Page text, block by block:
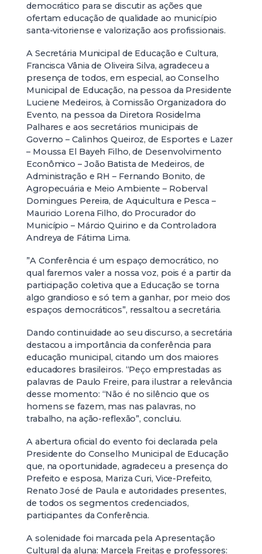
democrático para se discutir as ações que
ofertam educação de qualidade ao município
santa-vitoriense e valorização aos profissionais.
A Secretária Municipal de Educação e Cultura,
Francisca Vânia de Oliveira Silva, agradeceu a
presença de todos, em especial, ao Conselho
Municipal de Educação, na pessoa da Presidente
Luciene Medeiros, à Comissão Organizadora do
Evento, na pessoa da Diretora Rosidelma
Palhares e aos secretários municipais de
Governo – Calinhos Queiroz, de Esportes e Lazer
– Moussa El Bayeh Filho, de Desenvolvimento
Econômico – João Batista de Medeiros, de
Administração e RH – Fernando Bonito, de
Agropecuária e Meio Ambiente – Roberval
Domingues Pereira, de Aquicultura e Pesca –
Mauricio Lorena Filho, do Procurador do
Município – Márcio Quirino e da Controladora
Andreya de Fátima Lima.
”A Conferência é um espaço democrático, no
qual faremos valer a nossa voz, pois é a partir da
participação coletiva que a Educação se torna
algo grandioso e só tem a ganhar, por meio dos
espaços democráticos”, ressaltou a secretária.
Dando continuidade ao seu discurso, a secretária
destacou a importância da conferência para
educação municipal, citando um dos maiores
educadores brasileiros. “Peço emprestadas as
palavras de Paulo Freire, para ilustrar a relevância
desse momento: “Não é no silêncio que os
homens se fazem, mas nas palavras, no
trabalho, na ação-reflexão”, concluiu.
A abertura oficial do evento foi declarada pela
Presidente do Conselho Municipal de Educação
que, na oportunidade, agradeceu a presença do
Prefeito e esposa, Mariza Curi, Vice-Prefeito,
Renato José de Paula e autoridades presentes,
de todos os segmentos credenciados,
participantes da Conferência.
A solenidade foi marcada pela Apresentação
Cultural da aluna: Marcela Freitas e professores: